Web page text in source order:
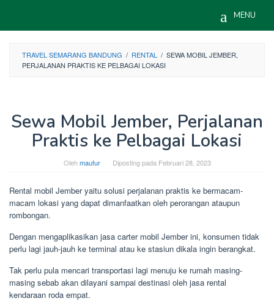
content
MENU
TRAVEL SEMARANG BANDUNG / RENTAL / SEWA MOBIL JEMBER,
PERJALANAN PRAKTIS KE PELBAGAI LOKASI
Sewa Mobil Jember, Perjalanan
Praktis ke Pelbagai Lokasi
Olehmaufur Diposting pada Februari 28, 2023
Rental mobil Jember yaitu solusi perjalanan praktis ke bermacam-
macam lokasi yang dapat dimanfaatkan oleh perorangan ataupun
rombongan.
Dengan mengaplikasikan jasa carter mobil Jember ini, konsumen tidak
perlu lagi jauh-jauh ke terminal atau ke stasiun dikala ingin berangkat.
Tak perlu pula mencari transportasi lagi menuju ke rumah masing-
masing sebab akan dilayani sampai destinasi oleh jasa rental
kendaraan roda empat.